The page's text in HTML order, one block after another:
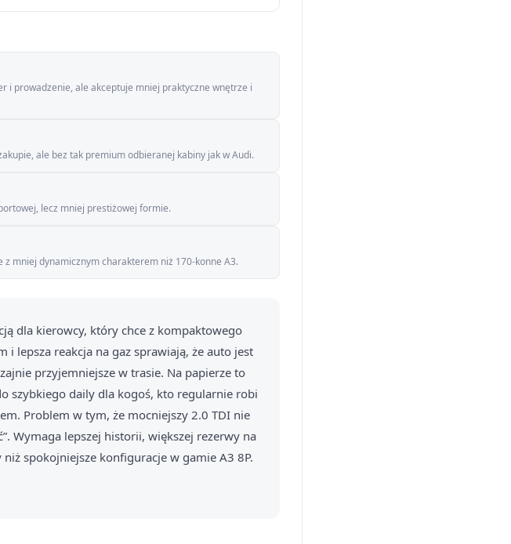
i prowadzenie, ale akceptuje mniej praktyczne wnętrze i
ale bez tak premium odbieranej kabiny jak w Audi.
lecz mniej prestiżowej formie.
z mniej dynamicznym charakterem niż 170-konne A3.
dla kierowcy, który chce z kompaktowego
lepsza reakcja na gaz sprawiają, że auto jest
przyjemniejsze w trasie. Na papierze to
szybkiego daily dla kogoś, kto regularnie robi
Problem w tym, że mocniejszy 2.0 TDI nie
Wymaga lepszej historii, większej rezerwy na
spokojniejsze konfiguracje w gamie A3 8P.